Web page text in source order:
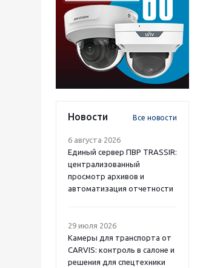
Новости Все новости
6 августа 2026
Единый сервер ПВР TRASSIR:
централизованный
просмотр архивов и
автоматизация отчетности
29 июля 2026
Камеры для транспорта от
CARVIS: контроль в салоне и
решения для спецтехники